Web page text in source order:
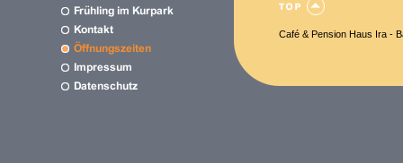
Café & Pension Haus Ira -